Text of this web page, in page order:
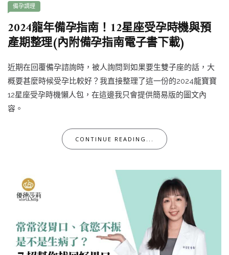
備孕調理
2024龍年備孕指南！12星座受孕時機與預
產期整理(內附備孕指南電子書下載)
近期在回覆備孕諮詢時，被人詢問到如果要生雙子座的話，大
概要甚麼時候受孕比較好？我直接整理了這一份的2024龍寶寶
12星座受孕時機懶人包，在這邊我只會提供簡易版的圖文內
容。
CONTINUE READING...